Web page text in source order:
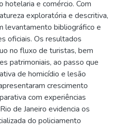
e comércio. Com
exploratória e descritiva,
levantamento bibliográfico e
oficiais. Os resultados
no fluxo de turistas, bem
patrimoniais, ao passo que
de homicídio e lesão
crescimento
com experiências
de Janeiro evidencia os
do policiamento